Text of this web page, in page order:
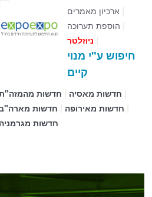
ארכיון מאמרים|
הוספת תערוכה
ניוזלטר
חיפוש ע"י מנוי
קיים
חדשות חדשות מאסיה
חדשות חדשות מאירופה
חדשות